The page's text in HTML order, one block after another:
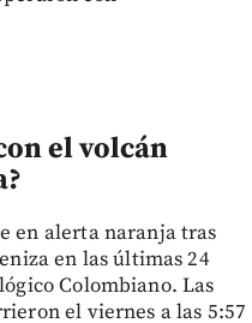
el volcán
en alerta naranja tras
en las últimas 24
Colombiano. Las
el viernes a las 5:57